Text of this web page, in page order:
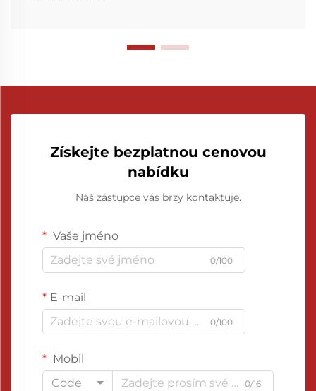
Získejte bezplatnou cenovou
nabídku
Náš zástupce vás brzy kontaktuje.
Vaše jméno
0/100
E-mail
0/100
Mobil
Code
0/16